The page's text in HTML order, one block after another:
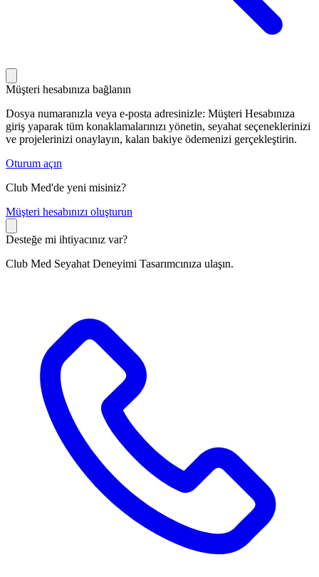
Müşteri hesabınıza bağlanın
Dosya numaranızla veya e-posta adresinizle: Müşteri Hesabınıza
giriş yaparak tüm konaklamalarınızı yönetin, seyahat seçeneklerinizi
ve projelerinizi onaylayın, kalan bakiye ödemenizi gerçekleştirin.
Oturum açın
Club Med'de yeni misiniz?
Müşteri hesabınızı oluşturun
Desteğe mi ihtiyacınız var?
Club Med Seyahat Deneyimi Tasarımcınıza ulaşın.